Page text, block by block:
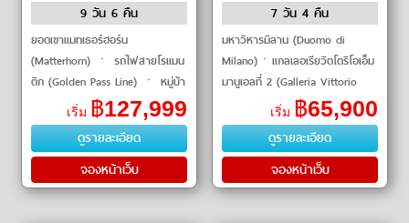
9 วัน 6 คืน
ยอดเขาแมทเธอร์ฮอร์น
(Matterhorn) ㆍ รถไฟสายโรแมน
ติก (Golden Pass Line) ㆍ หมู่บ้า
นมูร์แรง (Murren Village) ㆍ
ยอดเขาทิตลิส (Titlis) ㆍ สะพาน
ไม้คาเปล
เริ่ม ฿127,999
ดูรายละเอียด
จองหน้าเว็บ
7 วัน 4 คืน
มหาวิหารมิลาน (Duomo di
Milano)ㆍแกลเลอเรียวิตโตริโอเอ็ม
มานูเอลที่ 2 (Galleria Vittorio
Emanuele II)ㆍโรงละครลาสกาลา
(Teatro alla Scala)ㆍอนุสาว
รีย์เลโ
เริ่ม ฿65,900
ดูรายละเอียด
จองหน้าเว็บ